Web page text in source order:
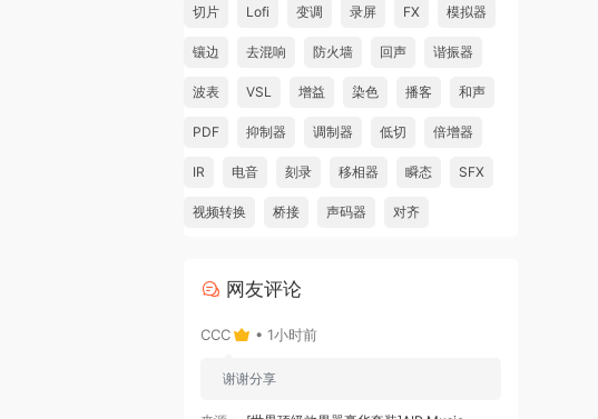
切片 Lofi 变调 录屏 FX 模拟器
镶边 去混响 防火墙 回声 谐振器
波表 VSL 增益 染色 播客 和声
PDF 抑制器 调制器 低切 倍增器
IR 电音 刻录 移相器 瞬态 SFX
视频转换 桥接 声码器 对齐
网友评论
CCC • 1小时前
谢谢分享